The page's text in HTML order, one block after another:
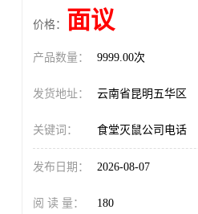
价格： 面议
产品数量： 9999.00次
发货地址： 云南省昆明五华区
关键词： 食堂灭鼠公司电话
发布日期： 2026-08-07
阅 读 量： 180